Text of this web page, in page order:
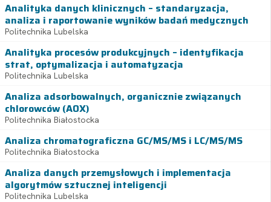
Analityka danych klinicznych – standaryzacja,
analiza i raportowanie wyników badań medycznych
Politechnika Lubelska
Analityka procesów produkcyjnych – identyfikacja
strat, optymalizacja i automatyzacja
Politechnika Lubelska
Analiza adsorbowalnych, organicznie związanych
chlorowców (AOX)
Politechnika Białostocka
Analiza chromatograficzna GC/MS/MS i LC/MS/MS
Politechnika Białostocka
Analiza danych przemysłowych i implementacja
algorytmów sztucznej inteligencji
Politechnika Lubelska